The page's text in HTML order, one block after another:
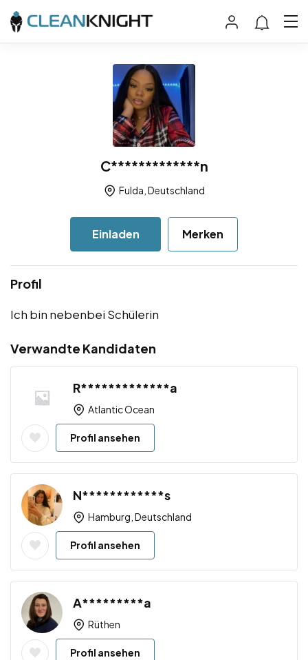
C*************n
Fulda, Deutschland
Einladen Merken
Profil
Ich bin nebenbei Schülerin
Verwandte Kandidaten
R*************a
Atlantic Ocean
Profil ansehen
N************s
Hamburg, Deutschland
Profil ansehen
A*********a
Rüthen
Profil ansehen